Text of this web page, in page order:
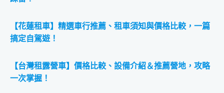
【花蓮租車】精選車行推薦、租車須知與價格比較，一篇
搞定自駕遊！
【台灣租露營車】價格比較、設備介紹＆推薦營地，攻略
一次掌握！